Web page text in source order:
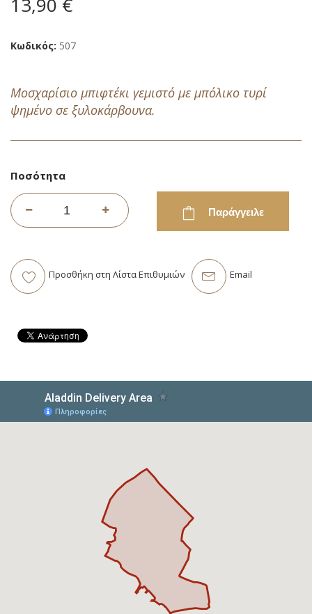
εικόνων
Κωδικός 507
Μοσχαρίσιο μπιφτέκι γεμιστό με μπόλικο τυρί
ψημένο σε ξυλοκάρβουνα.
Ποσότητα
Παράγγειλε
Προσθήκη στη Λίστα Επιθυμιών Email